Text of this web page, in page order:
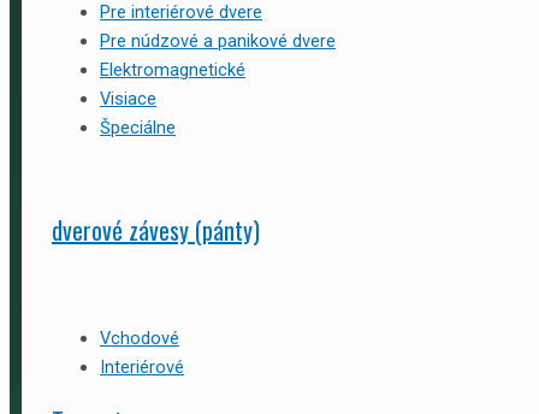
Pre interiérové dvere
Pre núdzové a panikové dvere
Elektromagnetické
Visiace
Špeciálne
dverové závesy (pánty)
Vchodové
Interiérové